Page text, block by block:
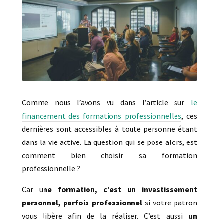
Comme nous l’avons vu dans l’article sur le
financement des formations professionnelles, ces
dernières sont accessibles à toute personne étant
dans la vie active. La question qui se pose alors, est
comment bien choisir sa formation
professionnelle ?
Car une formation, c’est un investissement
personnel, parfois professionnelsi votre patron
vous libère afin de la réaliser. C’est aussi un